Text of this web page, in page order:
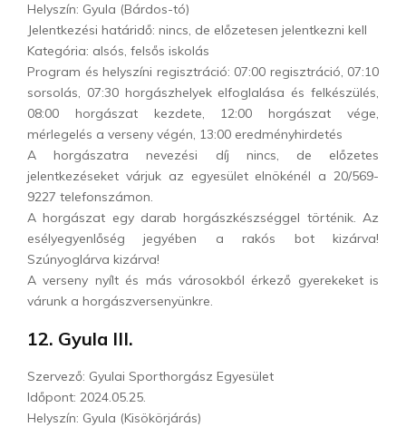
Helyszín: Gyula (Bárdos-tó)
Jelentkezési határidő: nincs, de előzetesen jelentkezni kell
Kategória: alsós, felsős iskolás
Program és helyszíni regisztráció: 07:00 regisztráció, 07:10
sorsolás, 07:30 horgászhelyek elfoglalása és felkészülés,
08:00 horgászat kezdete, 12:00 horgászat vége,
mérlegelés a verseny végén, 13:00 eredményhirdetés
A horgászatra nevezési díj nincs, de előzetes
jelentkezéseket várjuk az egyesület elnökénél a 20/569-
9227 telefonszámon.
A horgászat egy darab horgászkészséggel történik. Az
esélyegyenlőség jegyében a rakós bot kizárva!
Szúnyoglárva kizárva!
A verseny nyílt és más városokból érkező gyerekeket is
várunk a horgászversenyünkre.
12. Gyula III.
Szervező: Gyulai Sporthorgász Egyesület
Időpont: 2024.05.25.
Helyszín: Gyula (Kisökörjárás)